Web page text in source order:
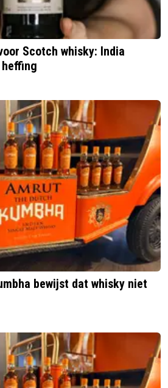
Scotch whisky: India
bewijst dat whisky niet